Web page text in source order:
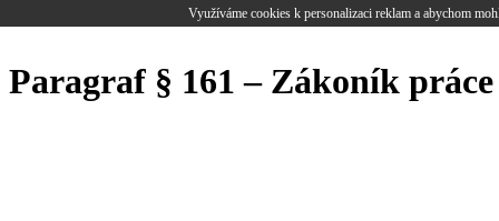
Využíváme cookies k personalizaci reklam a abychom
Paragraf § 161 – Zákoník práce